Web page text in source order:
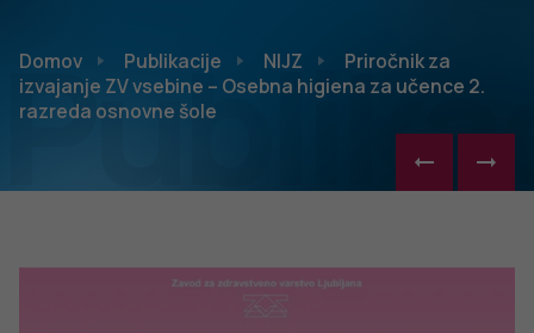
Domov Publikacije NIJZ
Priročnik za
izvajanje ZV vsebine – Osebna higiena za učence 2.
razreda osnovne šole